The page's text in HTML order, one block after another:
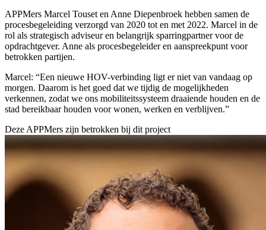
APPMers Marcel Touset en Anne Diepenbroek hebben samen de
procesbegeleiding verzorgd van 2020 tot en met 2022. Marcel in de
rol als strategisch adviseur en belangrijk sparringpartner voor de
opdrachtgever. Anne als procesbegeleider en aanspreekpunt voor
betrokken partijen.
Marcel: “Een nieuwe HOV-verbinding ligt er niet van vandaag op
morgen. Daarom is het goed dat we tijdig de mogelijkheden
verkennen, zodat we ons mobiliteitssysteem draaiende houden en de
stad bereikbaar houden voor wonen, werken en verblijven.”
Deze APPMers zijn betrokken bij ditproject